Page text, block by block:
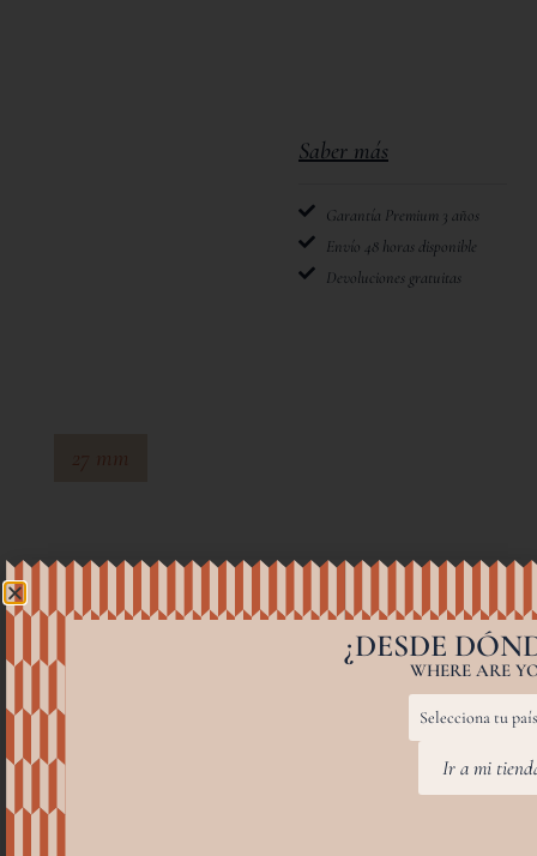
Saber más
Garantía Premium 3 años
Envío 48 horas disponible
Devoluciones gratuitas
27 mm
¿DESDE
WHERE ARE
Ir a mi